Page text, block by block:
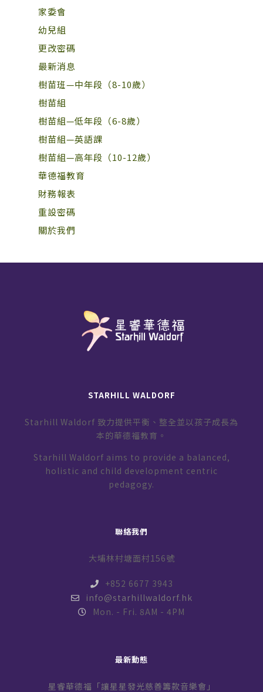
家委會
幼兒組
更改密碼
最新消息
樹苗班—中年段（8-10歲）
樹苗組
樹苗組—低年段（6-8歲）
樹苗組—英語課
樹苗組—高年段（10-12歲）
華德福教育
財務報表
重設密碼
關於我們
STARHILL WALDORF
Starhill Waldorf 致力提供平衡、整全並以孩子成長為
本的華德福教育。
Starhill Waldorf aims to provide a balanced,
holistic and child development centric
pedagogy.
聯絡我們
大埔林村塘面村156號
+852 6677 3943
info@starhillwaldorf.hk
Mon. - Fri. 8AM - 4PM
最新動態
星睿華德福「讓星星發光慈善籌款音樂會」